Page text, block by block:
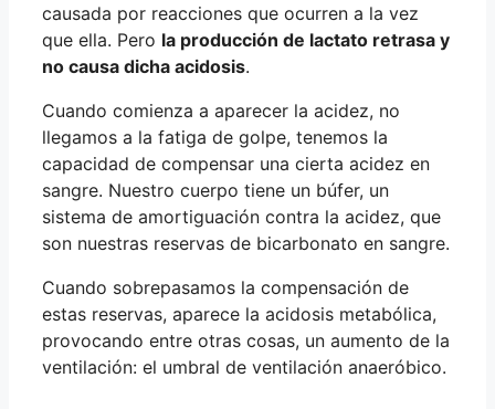
causada por reacciones que ocurren a la vez
que ella. Pero la producción de lactato retrasa y
no causa dicha acidosis.
Cuando comienza a aparecer la acidez, no
llegamos a la fatiga de golpe, tenemos la
capacidad de compensar una cierta acidez en
sangre. Nuestro cuerpo tiene un búfer, un
sistema de amortiguación contra la acidez, que
son nuestras reservas de bicarbonato en sangre.
Cuando sobrepasamos la compensación de
estas reservas, aparece la acidosis metabólica,
provocando entre otras cosas, un aumento de la
ventilación: el umbral de ventilación anaeróbico.